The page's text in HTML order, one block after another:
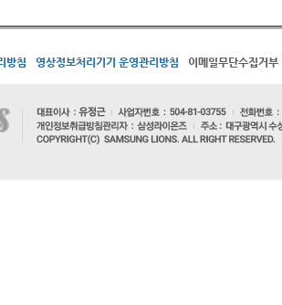
방침 영상정보처리기기 운영관리방침 이메일무단수집거부